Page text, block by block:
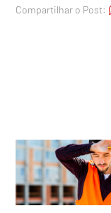
Compartilhar o Post: